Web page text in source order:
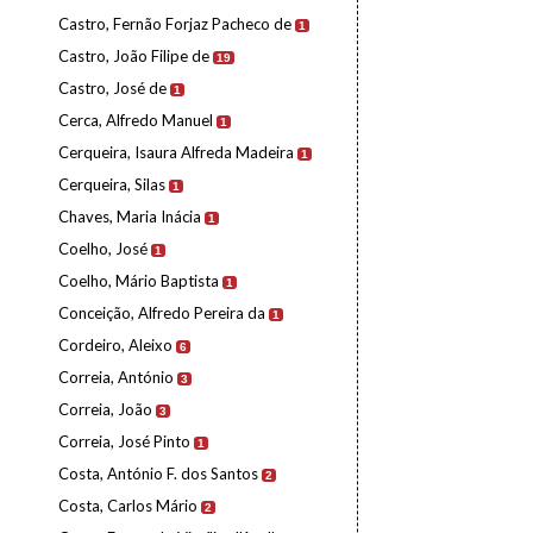
Castro, Fernão Forjaz Pacheco de 1
Castro, João Filipe de 19
Castro, José de 1
Cerca, Alfredo Manuel 1
Cerqueira, Isaura Alfreda Madeira 1
Cerqueira, Silas 1
Chaves, Maria Inácia 1
Coelho, José 1
Coelho, Mário Baptista 1
Conceição, Alfredo Pereira da 1
Cordeiro, Aleixo 6
Correia, António 3
Correia, João 3
Correia, José Pinto 1
Costa, António F. dos Santos 2
Costa, Carlos Mário 2